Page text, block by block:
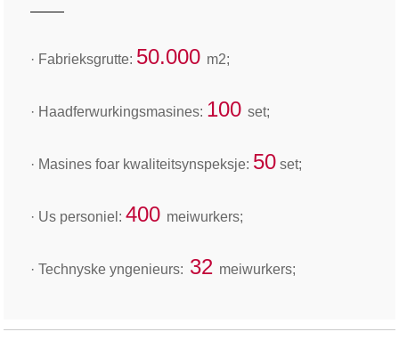
· Fabrieksgrutte: 50.000 m2;
· Haadferwurkingsmasines: 100 set;
· Masines foar kwaliteitsynspeksje: 50 set;
· Us personiel: 400 meiwurkers;
· Technyske yngenieurs: 32 meiwurkers;